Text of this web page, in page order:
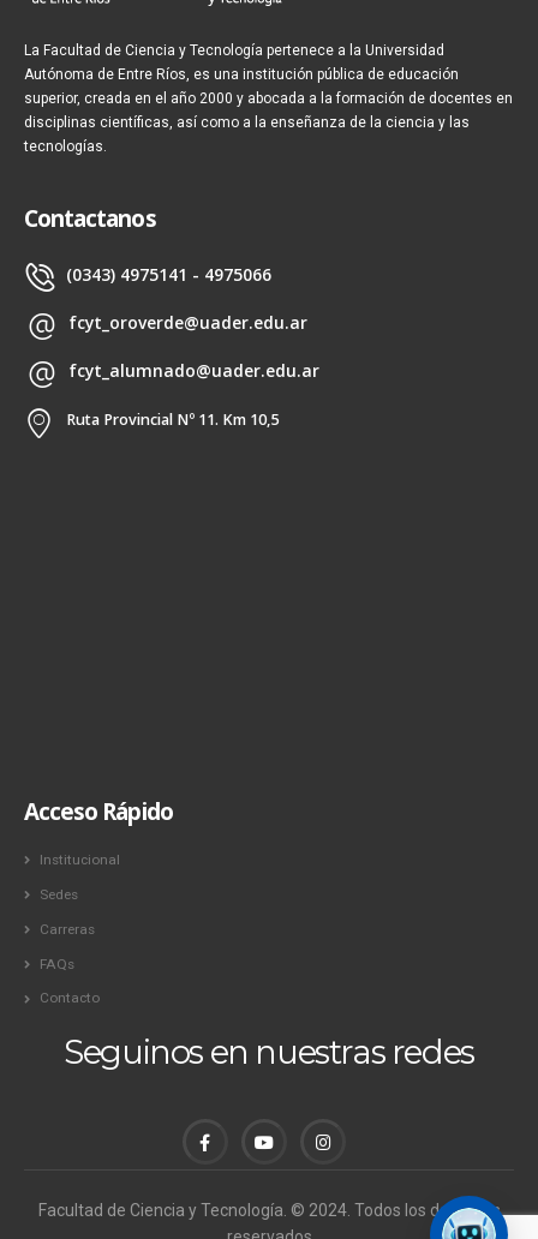
La Facultad de Ciencia y Tecnología pertenece a la Universidad
Autónoma de Entre Ríos, es una institución pública de educación
superior, creada en el año 2000 y abocada a la formación de docentes en
disciplinas científicas, así como a la enseñanza de la ciencia y las
tecnologías.
Contactanos
(0343) 4975141 - 4975066
fcyt_oroverde@uader.edu.ar
fcyt_alumnado@uader.edu.ar
Ruta Provincial Nº 11. Km 10,5
Acceso Rápido
Institucional
Sedes
Carreras
FAQs
Contacto
Seguinos en nuestras redes
Facultad de Ciencia y Tecnología. © 2024. Todos los derechos